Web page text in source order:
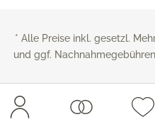
* Alle Preise inkl. gesetzl.
und ggf.